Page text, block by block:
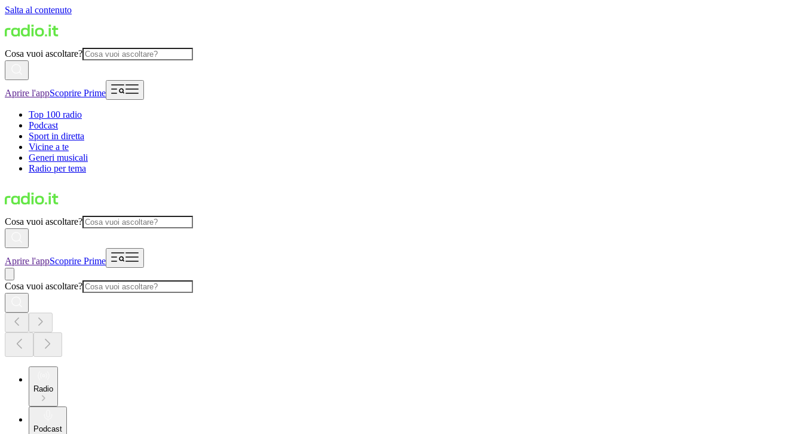
Salta al contenuto
Cosa vuoi ascoltare?
Aprire l'appScoprire Prime
Top 100 radio
Podcast
Sport in diretta
Vicine a te
Generi musicali
Radio per tema
Cosa vuoi ascoltare?
Aprire l'appScoprire Prime
Cosa vuoi ascoltare?
Radio
Podcast